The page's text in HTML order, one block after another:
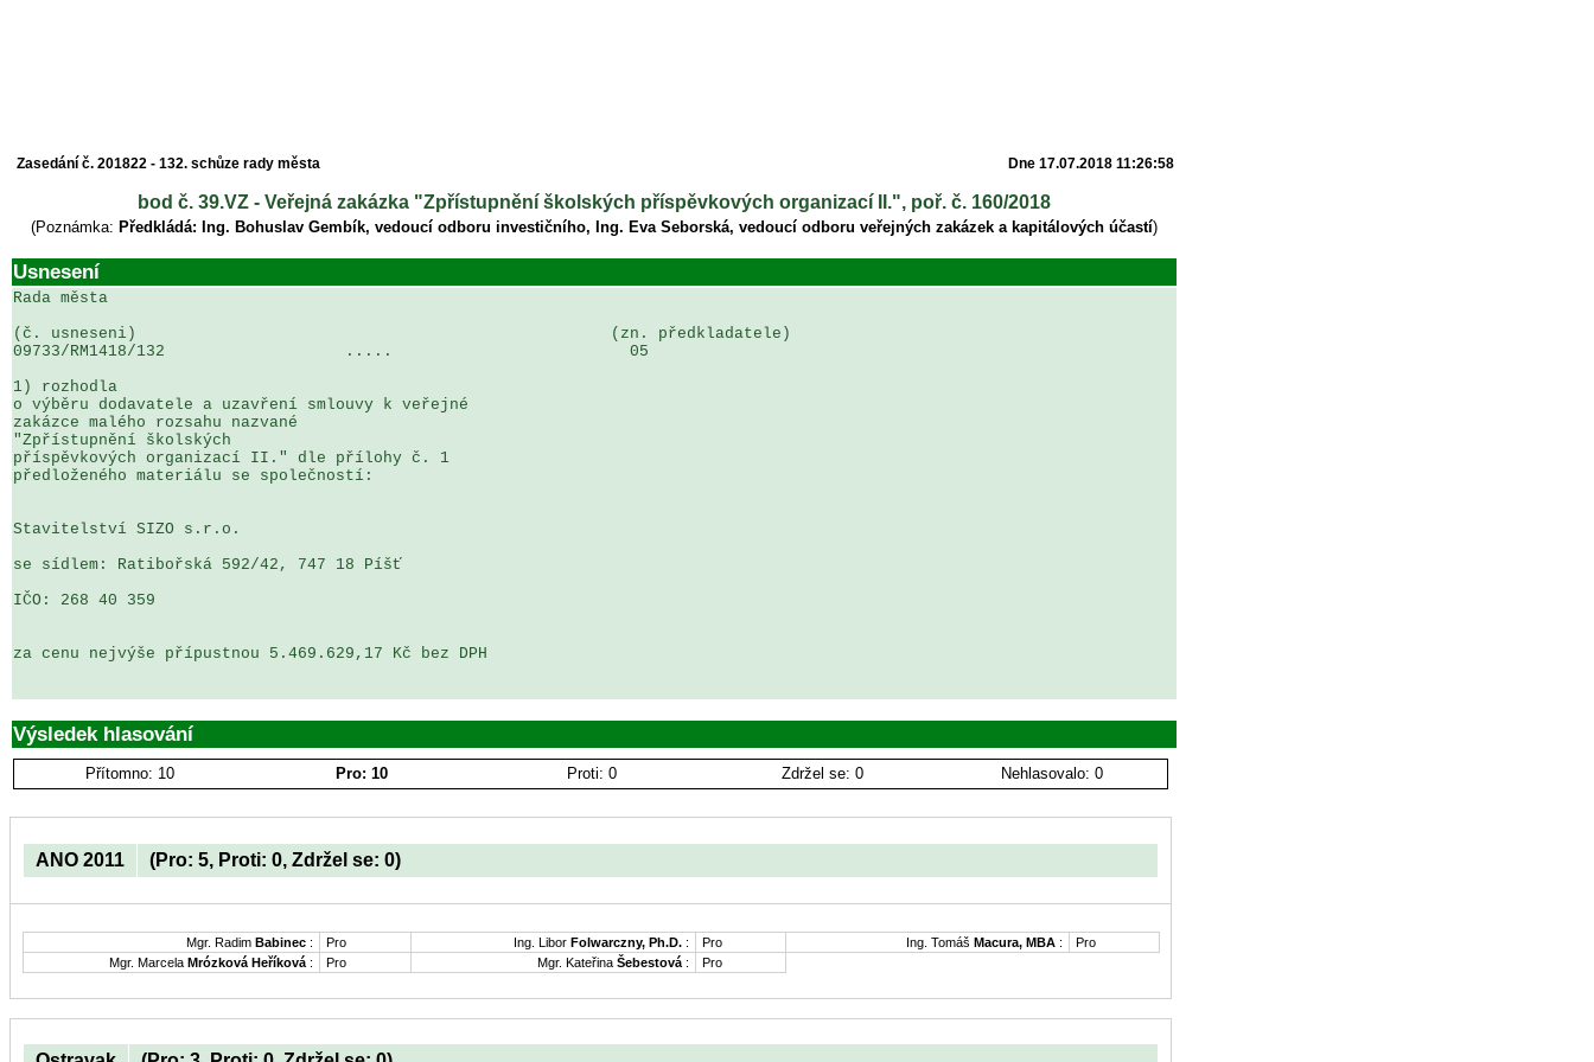
Zasedání č. 201822 - 132. schůze rady města Dne 17.07.2018 11:26:58
bod č. 39.VZ - Veřejná zakázka "Zpřístupnění školských příspěvkových organizací II.", poř. č. 160/2018
(Poznámka: Předkládá: Ing. Bohuslav Gembík, vedoucí odboru investičního, Ing. Eva Seborská, vedoucí odboru veřejných zakázek a kapitálových účastí)
Usnesení
Rada města
(č. usneseni)                                                  (zn. předkladatele)
09733/RM1418/132                   .....                         05
1) rozhodla
o výběru dodavatele a uzavření smlouvy k veřejné
zakázce malého rozsahu nazvané
"Zpřístupnění školských
příspěvkových organizací II." dle přílohy č. 1
předloženého materiálu se společností:
Stavitelství SIZO s.r.o.
se sídlem: Ratibořská 592/42, 747 18 Píšť
IČO: 268 40 359
za cenu nejvýše přípustnou 5.469.629,17 Kč bez DPH
Výsledek hlasování
Přítomno: 10 Pro: 10 Proti: 0 Zdržel se: 0 Nehlasovalo: 0
ANO 2011 (Pro: 5, Proti: 0, Zdržel se: 0)
Mgr. Radim Babinec : Pro Ing. Libor Folwarczny, Ph.D. : Pro Ing. Tomáš Macura, MBA :
Pro
Mgr. Marcela Mrózková Heříková : Pro Mgr. Kateřina Šebestová : Pro